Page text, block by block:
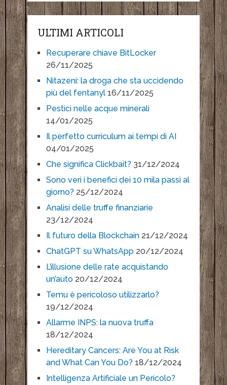
ULTIMI ARTICOLI
Recuperare chiave BitLocker
26/11/2025
Nitazeni: la droga che sta uccidendo
più del fentanyl 16/11/2025
Pestici nelle acque minerali
14/01/2025
Il perfetto curriculum ai tempi di AI
04/01/2025
Che significa Clickbait? 31/12/2024
Sono veri i benefici dei 10 mila passi al
giorno? 25/12/2024
Analisi delle truffe finanziarie
23/12/2024
Il futuro della Blockchain 21/12/2024
ChatGPT su WhatsApp 20/12/2024
L’illusione delle rate acquistando
un’auto 20/12/2024
Temu è pericoloso utilizzarlo?
19/12/2024
Allarme INPS: la nuova truffa
18/12/2024
Hereditary Cancers: Are You at Risk
and What Can You Do? 18/12/2024
Intelligenza Artificiale un Pericolo?